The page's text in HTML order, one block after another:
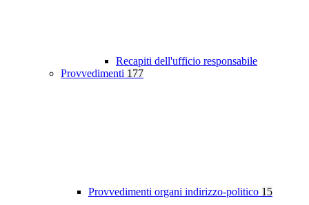
Recapiti dell'ufficio responsabile
Provvedimenti 177
Provvedimenti organi indirizzo-politico 15